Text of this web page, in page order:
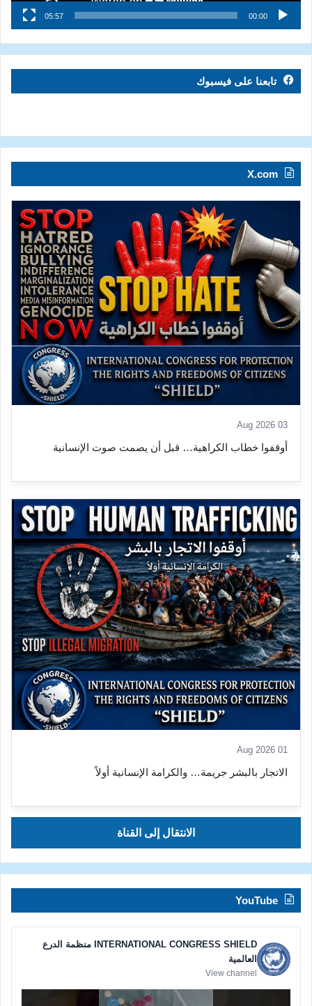
00:00
05:57
تابعنا على فيسبوك
X.com
03 Aug 2026
أوقفوا خطاب الكراهية… قبل أن يصمت صوت الإنسانية
01 Aug 2026
الاتجار بالبشر جريمة… والكرامة الإنسانية أولاً
الانتقال إلى القناة
YouTube
INTERNATIONAL CONGRESS SHIELD منظمة الدرع
العالمية
View channel